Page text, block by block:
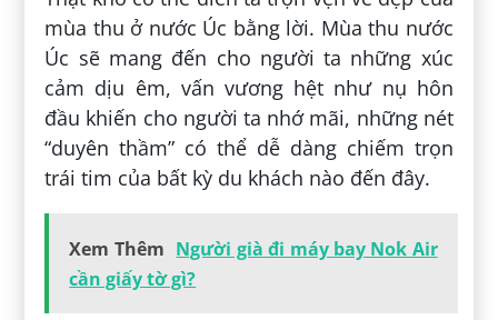
mùa thu ở nước Úc bằng lời. Mùa thu nước
Úc sẽ mang đến cho người ta những xúc
cảm dịu êm, vấn vương hệt như nụ hôn
đầu khiến cho người ta nhớ mãi, những nét
“duyên thầm” có thể dễ dàng chiếm trọn
trái tim của bất kỳ du khách nào đến đây.
Xem Thêm Người già đi máy bay Nok Air
cần giấy tờ gì?